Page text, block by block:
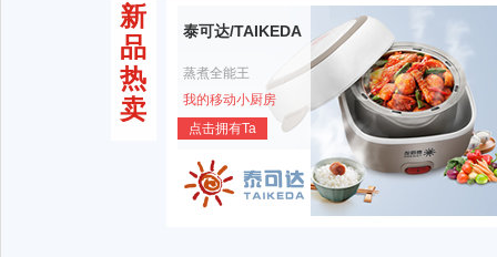
新
品
热
卖
泰可达/TAIKEDA
蒸煮全能王
我的移动小厨房
点击拥有Ta